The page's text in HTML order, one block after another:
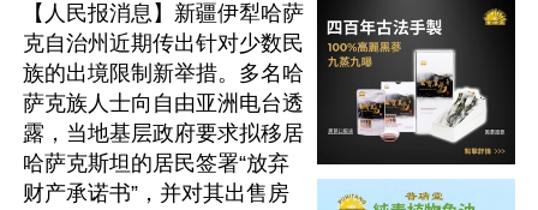
【人民报消息】新疆伊犁哈萨
克自治州近期传出针对少数民
族的出境限制新举措。多名哈
萨克族人士向自由亚洲电台透
露，当地基层政府要求拟移居
哈萨克斯坦的居民签署“放弃
财产承诺书”，并对其出售房